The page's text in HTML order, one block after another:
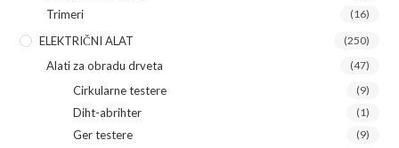
Trimeri (16)
ELEKTRIČNI ALAT (250)
Alati za obradu drveta (47)
Cirkularne testere (9)
Diht-abrihter (1)
Ger testere (9)